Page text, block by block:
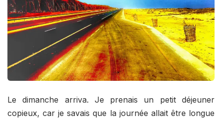
Le dimanche arriva. Je prenais un petit déjeuner
copieux, car je savais que la journée allait être longue